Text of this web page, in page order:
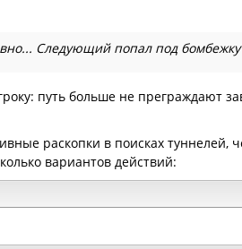
Следующий попал под
путь больше не преграждают
раскопки в поисках туннелей,
вариантов действий: